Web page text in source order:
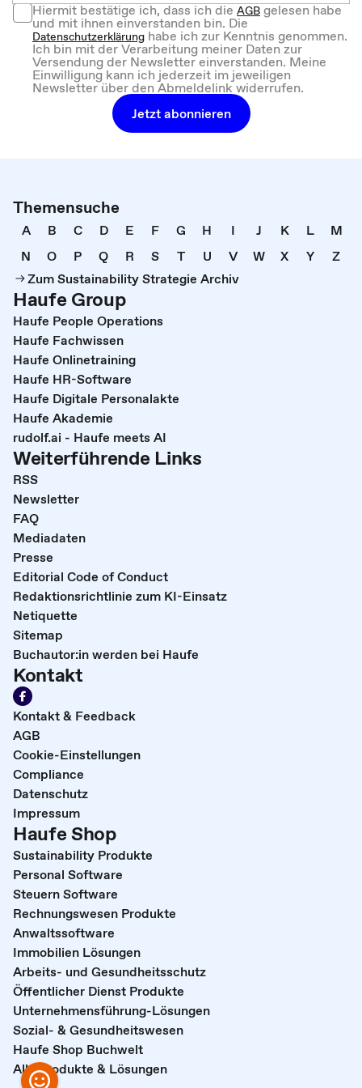
Hiermit bestätige ich, dass ich dieAGBgelesen habe
und mit ihnen einverstanden bin. Die
Datenschutzerklärung habe ich zur Kenntnis genommen.
Ich bin mit der Verarbeitung meiner Daten zur
Versendung der Newsletter einverstanden. Meine
Einwilligung kann ich jederzeit im jeweiligen
Newsletter über den Abmeldelink widerrufen.
Jetzt abonnieren
Themensuche
A B C D E F G H I J K L
M
N
O P Q R S T U V W X Y
Z
Zum Sustainability Strategie Archiv
Haufe Group
Haufe People Operations
Haufe Fachwissen
Haufe Onlinetraining
Haufe HR-Software
Haufe Digitale Personalakte
Haufe Akademie
rudolf.ai - Haufe meets AI
Weiterführende Links
RSS
Newsletter
FAQ
Mediadaten
Presse
Editorial Code of Conduct
Redaktionsrichtlinie zum KI-Einsatz
Netiquette
Sitemap
Buchautor:in werden bei Haufe
Kontakt
Kontakt & Feedback
AGB
Cookie-Einstellungen
Compliance
Datenschutz
Impressum
Haufe Shop
Sustainability Produkte
Personal Software
Steuern Software
Rechnungswesen Produkte
Anwaltssoftware
Immobilien Lösungen
Arbeits- und Gesundheitsschutz
Öffentlicher Dienst Produkte
Unternehmensführung-Lösungen
Sozial- & Gesundheitswesen
Haufe Shop Buchwelt
Alle Produkte & Lösungen